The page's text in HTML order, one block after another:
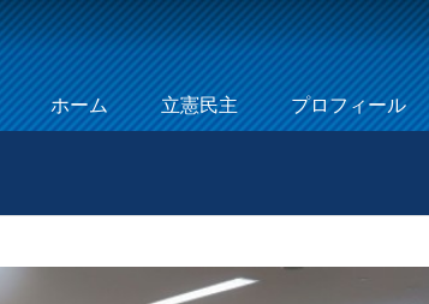
Menu
Skip to content
ホーム 立憲民主 プロフィール